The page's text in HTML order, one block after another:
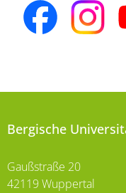
Bergische
Gaußstraße 20
42119 Wuppertal